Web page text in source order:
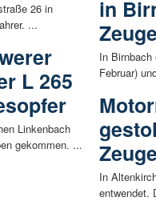
26 in
...
L 265
Linkenbach
gekommen. ...
in
In
Februar)
In
entwendet.